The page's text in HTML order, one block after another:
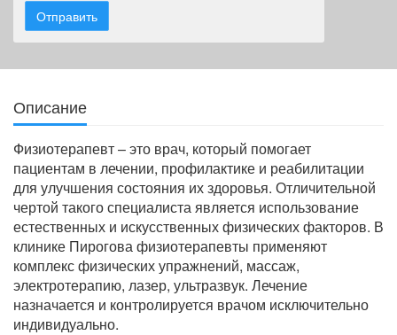
Описание
Физиотерапевт – это врач, который помогает
пациентам в лечении, профилактике и реабилитации
для улучшения состояния их здоровья. Отличительной
чертой такого специалиста является использование
естественных и искусственных физических факторов. В
клинике Пирогова физиотерапевты применяют
комплекс физических упражнений, массаж,
электротерапию, лазер, ультразвук. Лечение
назначается и контролируется врачом исключительно
индивидуально.